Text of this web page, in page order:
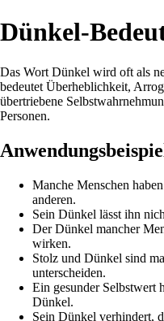
Dünkel-
Das Wort Dünkel wird oft als
bedeutet Überheblichkeit,
übertriebene
Personen.
Manche Menschen
anderen.
Sein Dünkel lässt ihn
Der Dünkel mancher
wirken.
Stolz und Dünkel sind
unterscheiden.
Ein gesunder Selbstwert
Dünkel.
Sein Dünkel verhindert,